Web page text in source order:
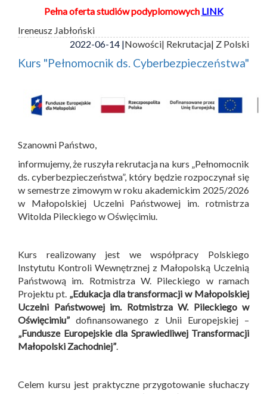
Pełna oferta studiów podyplomowych LINK
Ireneusz Jabłoński
2022-06-14 |Nowości| Rekrutacja| Z Polski
Kurs "Pełnomocnik ds. Cyberbezpieczeństwa"
Szanowni Państwo,
informujemy, że ruszyła rekrutacja na kurs „Pełnomocnik
ds. cyberbezpieczeństwa”, który będzie rozpoczynał się
w semestrze zimowym w roku akademickim 2025/2026
w Małopolskiej Uczelni Państwowej im. rotmistrza
Witolda Pileckiego w Oświęcimiu.
Kurs realizowany jest we współpracy Polskiego
Instytutu Kontroli Wewnętrznej z Małopolską Uczelnią
Państwową im. Rotmistrza W. Pileckiego w ramach
Projektu pt. „Edukacja dla transformacji w Małopolskiej
Uczelni Państwowej im. Rotmistrza W. Pileckiego w
Oświęcimiu”dofinansowanego z Unii Europejskiej –
„Fundusze Europejskie dla Sprawiedliwej Transformacji
Małopolski Zachodniej”.
Celem kursu jest praktyczne przygotowanie słuchaczy